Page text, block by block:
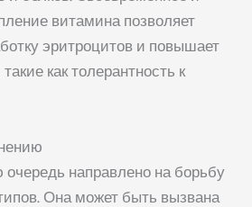
витамина позволяет
эритроцитов и повышает
как толерантность к
направлено на борьбу
Она может быть вызвана